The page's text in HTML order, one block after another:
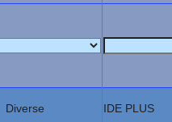
Diverse IDE PLUS